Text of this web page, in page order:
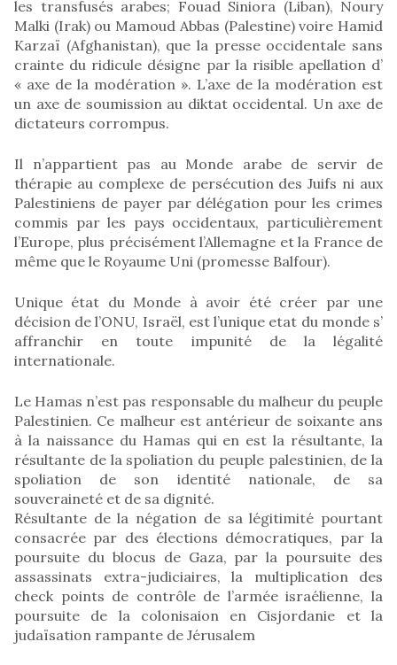
les transfusés arabes; Fouad Siniora (Liban), Noury
Malki (Irak) ou Mamoud Abbas (Palestine) voire Hamid
Karzaï (Afghanistan), que la presse occidentale sans
crainte du ridicule désigne par la risible apellation d’
« axe de la modération ». L’axe de la modération est
un axe de soumission au diktat occidental. Un axe de
dictateurs corrompus.
Il n’appartient pas au Monde arabe de servir de
thérapie au complexe de persécution des Juifs ni aux
Palestiniens de payer par délégation pour les crimes
commis par les pays occidentaux, particulièrement
l’Europe, plus précisément l’Allemagne et la France de
même que le Royaume Uni (promesse Balfour).
Unique état du Monde à avoir été créer par une
décision de l’ONU, Israël, est l’unique etat du monde s’
affranchir en toute impunité de la légalité
internationale.
Le Hamas n’est pas responsable du malheur du peuple
Palestinien. Ce malheur est antérieur de soixante ans
à la naissance du Hamas qui en est la résultante, la
résultante de la spoliation du peuple palestinien, de la
spoliation de son identité nationale, de sa
souveraineté et de sa dignité.
Résultante de la négation de sa légitimité pourtant
consacrée par des élections démocratiques, par la
poursuite du blocus de Gaza, par la poursuite des
assassinats extra-judiciaires, la multiplication des
check points de contrôle de l’armée israélienne, la
poursuite de la colonisaion en Cisjordanie et la
judaïsation rampante de Jérusalem